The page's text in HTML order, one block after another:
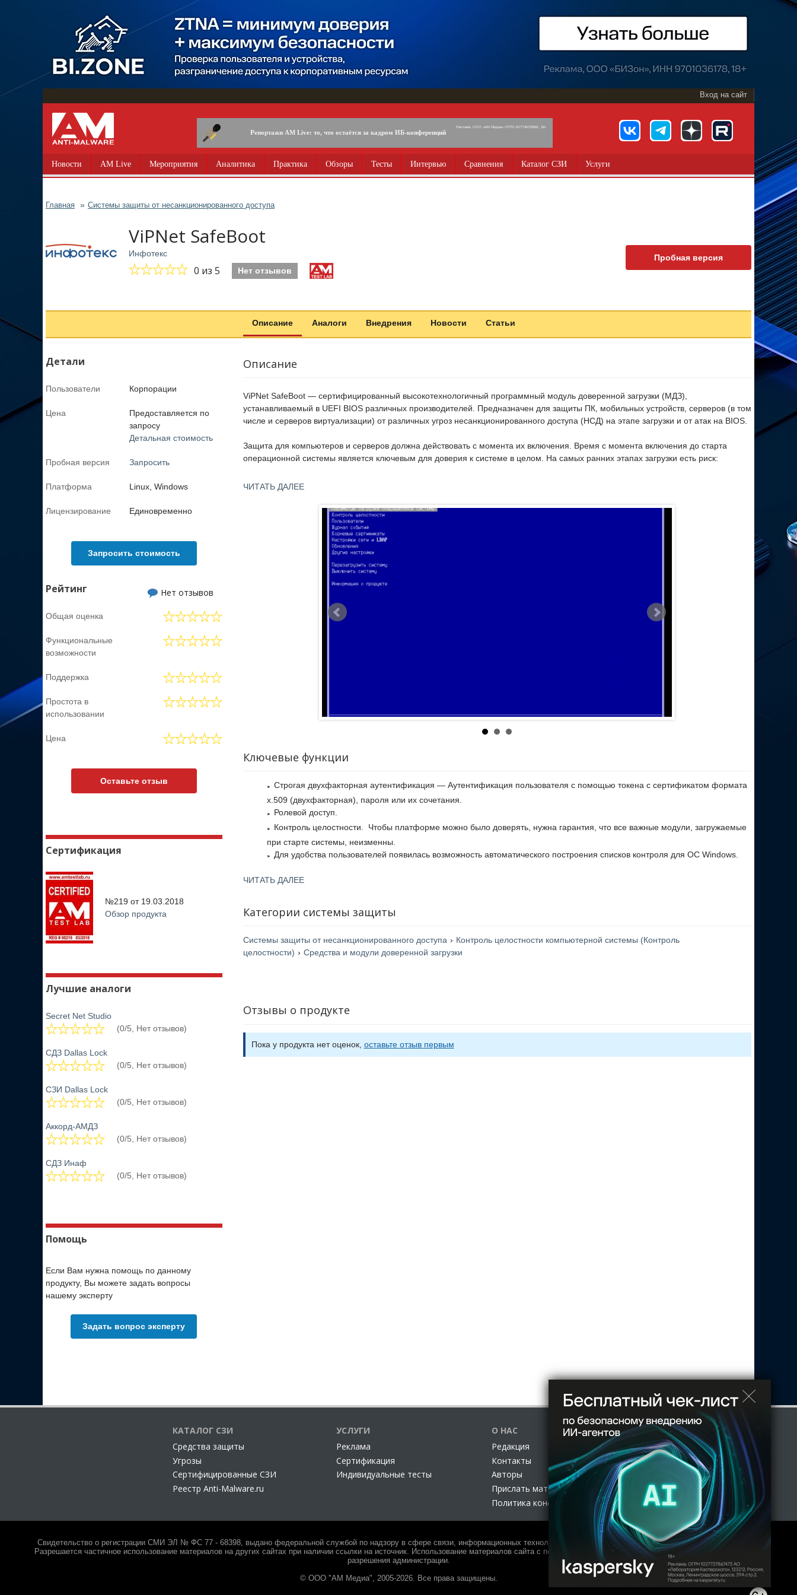
Вход на сайт
Репортажи AM Live: то, что остаётся за кадром ИБ-конференций
Реклама. ООО «АМ Медиа» ОГРН 1077746725891, 18+
Новости AM Live Мероприятия Аналитика Практика Обзоры Тесты Интервью Сравнения Каталог СЗИ Услуги
Главная Системы защиты от несанкционированного доступа
ViPNet SafeBoot
Инфотекс
0 из 5 Нет отзывов
Пробная версия
Описание Аналоги Внедрения Новости Статьи
Детали
Пользователи Корпорации
Цена
Предоставляется по
запросу
Детальная стоимость
Пробная версия Запросить
Платформа Linux, Windows
Лицензирование Единовременно
Запросить стоимость
Рейтинг Нет отзывов
Общая оценка
Функциональные
возможности
Поддержка
Простота в
использовании
Цена
Оставьте отзыв
Сертификация
№219 от 19.03.2018
Обзор продукта
Лучшие аналоги
Secret Net Studio
(0/5, Нет отзывов)
СДЗ Dallas Lock
(0/5, Нет отзывов)
СЗИ Dallas Lock
(0/5, Нет отзывов)
Аккорд-АМДЗ
(0/5, Нет отзывов)
СДЗ Инаф
(0/5, Нет отзывов)
Помощь
Если Вам нужна помощь по данному
продукту, Вы можете задать вопросы
нашему эксперту
Задать вопрос эксперту
Описание
ViPNet SafeBoot — сертифицированный высокотехнологичный программный модуль доверенной загрузки (МДЗ),
устанавливаемый в UEFI BIOS различных производителей. Предназначен для защиты ПК, мобильных устройств, серверов (в том
числе и серверов виртуализации) от различных угроз несанкционированного доступа (НСД) на этапе загрузки и от атак на BIOS.
Защита для компьютеров и серверов должна действовать с момента их включения. Время с момента включения до старта
операционной системы является ключевым для доверия к системе в целом. На самых ранних этапах загрузки есть риск:
Загрузки вредоносного кода в UEFI;
Все это может привести к обходу всех установленных в операционной системе средств защиты и краже
информации. Встраивание модуля доверенной загрузки ViPNet SafeBoot защищает компьютер от этих угроз и делает систему
ViPNet SafeBoot предназначен для идентификации и аутентификации пользователей, разграничения доступа на основе ролей, а
также организации доверенной загрузки операционной системы.
ViPNet SafeBoot повышает уровень безопасности устройств и компьютеров за счёт:
ЧИТАТЬ ДАЛЕЕ
Ключевые функции
Строгая двухфакторная аутентификация — Аутентификация пользователя с помощью токена с сертификатом формата
x.509 (двухфакторная), пароля или их сочетания.
Ролевой доступ.
Контроль целостности. Чтобы платформе можно было доверять, нужна гарантия, что все важные модули, загружаемые
при старте системы, неизменны.
Для удобства пользователей появилась возможность автоматического построения списков контроля для ОС Windows.
запись в AD/LDAP.
детализации.
настроек это можно делать в несколько раз быстрее.
Защита от обхода и самотестирование. МДЗ контролирует свое состояние и исключает возможность доступа к системе,
ЧИТАТЬ ДАЛЕЕ
Категории системы защиты
Системы защиты от несанкционированного доступа › Контроль целостности компьютерной системы (Контроль
целостности) › Средства и модули доверенной загрузки
Отзывы о продукте
Пока у продукта нет оценок, оставьте отзыв первым
КАТАЛОГ СЗИ
Cредства защиты
Угрозы
Сертифицированные СЗИ
Реестр Anti-Malware.ru
УСЛУГИ
Реклама
Сертификация
Индивидуальные тесты
О НАС
Редакция
Контакты
Авторы
Прислать материал
Политика конфиденциальности
Свидетельство о регистрации СМИ ЭЛ № ФС 77 - 68398, выдано федеральной службой по надзору в сфере связи, информационных технологий и массовых коммуникаций (Роскомнадзор) 27.01.2017
Разрешается частичное использование материалов на других сайтах при наличии ссылки на источник. Использование материалов сайта с полной копией оригинала допускается только с письменного
разрешения администрации.
© ООО "АМ Медиа", 2005-2026. Все права защищены.